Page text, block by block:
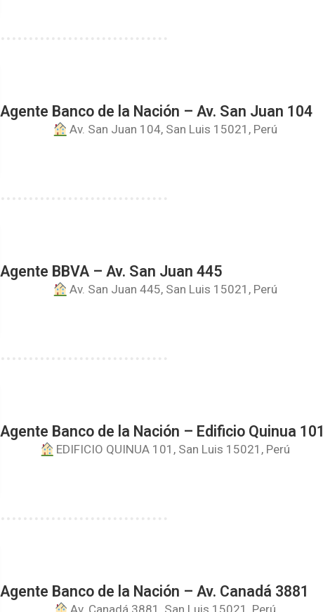
Agente Banco de la Nación – Av. San Juan 104
Av. San Juan 104, San Luis 15021, Perú
Agente BBVA – Av. San Juan 445
Av. San Juan 445, San Luis 15021, Perú
Agente Banco de la Nación – Edificio Quinua 101
EDIFICIO QUINUA 101, San Luis 15021, Perú
Agente Banco de la Nación – Av. Canadá 3881
Av. Canadá 3881, San Luis 15021, Perú